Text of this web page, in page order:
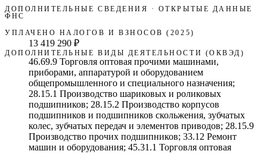
ДОПОЛНИТЕЛЬНЫЕ СВЕДЕНИЯ · ОТКРЫТЫЕ ДАННЫЕ
ФНС
УПЛАЧЕНО НАЛОГОВ И ВЗНОСОВ (2025)
13 419 290 ₽
ДОПОЛНИТЕЛЬНЫЕ ВИДЫ ДЕЯТЕЛЬНОСТИ (ОКВЭД)
46.69.9 Торговля оптовая прочими машинами,
приборами, аппаратурой и оборудованием
общепромышленного и специального назначения;
28.15.1 Производство шариковых и роликовых
подшипников; 28.15.2 Производство корпусов
подшипников и подшипников скольжения, зубчатых
колес, зубчатых передач и элементов приводов; 28.15.9
Производство прочих подшипников; 33.12 Ремонт
машин и оборудования; 45.31.1 Торговля оптовая